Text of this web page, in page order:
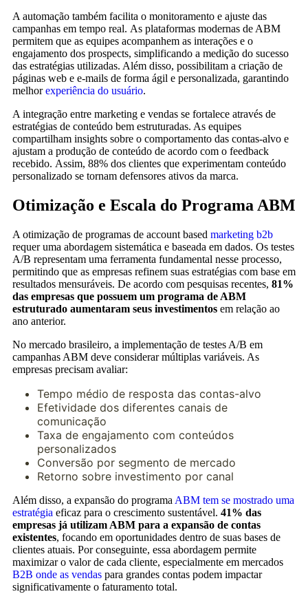
A automação também facilita o monitoramento e ajuste das
campanhas em tempo real. As plataformas modernas de ABM
permitem que as equipes acompanhem as interações e o
engajamento dos prospects, simplificando a medição do sucesso
das estratégias utilizadas. Além disso, possibilitam a criação de
páginas web e e-mails de forma ágil e personalizada, garantindo
melhorexperiência do usuário.
A integração entre marketing e vendas se fortalece através de
estratégias de conteúdo bem estruturadas. As equipes
compartilham insights sobre o comportamento das contas-alvo e
ajustam a produção de conteúdo de acordo com o feedback
recebido. Assim, 88% dos clientes que experimentam conteúdo
personalizado se tornam defensores ativos da marca.
Otimização e Escala do Programa ABM
A otimização de programas de account based marketing b2b
requer uma abordagem sistemática e baseada em dados. Os testes
A/B representam uma ferramenta fundamental nesse processo,
permitindo que as empresas refinem suas estratégias com base em
resultados mensuráveis. De acordo com pesquisas recentes, 81%
das empresas que possuem um programa de ABM
estruturado aumentaram seus investimentos em relação ao
ano anterior.
No mercado brasileiro, a implementação de testes A/B em
campanhas ABM deve considerar múltiplas variáveis. As
empresas precisam avaliar:
Tempo médio de resposta das contas-alvo
Efetividade dos diferentes canais de
comunicação
Taxa de engajamento com conteúdos
personalizados
Conversão por segmento de mercado
Retorno sobre investimento por canal
Além disso, a expansão do programa ABM tem se mostrado uma
estratégia eficaz para o crescimento sustentável. 41% das
empresas já utilizam ABM para a expansão de contas
existentes, focando em oportunidades dentro de suas bases de
clientes atuais. Por conseguinte, essa abordagem permite
maximizar o valor de cada cliente, especialmente em mercados
B2B onde as vendas para grandes contas podem impactar
significativamente o faturamento total.